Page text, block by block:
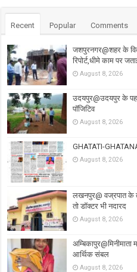
Recent Popular Comments
जशपुरनगर@शहर के
रिपोर्ट,धीमे काम पर
August 8, 2026
उदयपुर@उदयपुर के
पॉजिटिव
August 8, 2026
GHATATI-
August 8, 2026
लखनपुर@ वज्रपात के
तो डॉक्टर भी नदारद
August 8, 2026
आर्थिक संबल
August 8, 2026